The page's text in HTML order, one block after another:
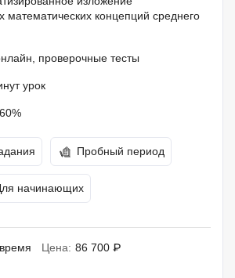
концепций среднего
проверочные тесты
урок
60%
Пробный период
начинающих
Цена: 86 700 ₽